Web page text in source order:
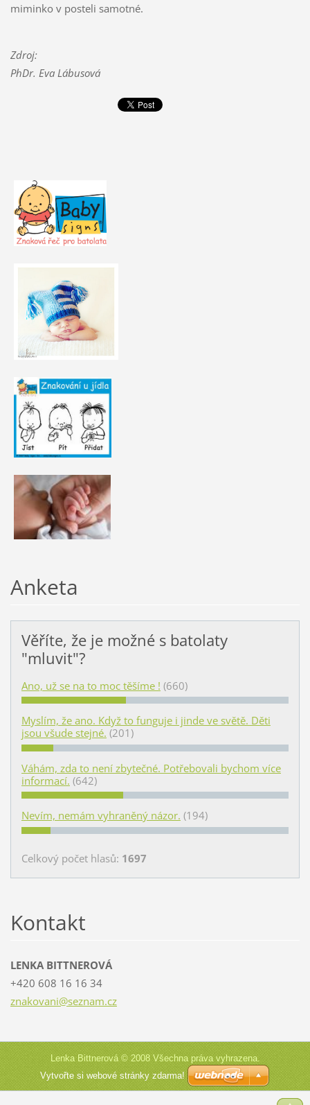
miminko v posteli samotné.
Zdroj:
PhDr. Eva Lábusová
Anketa
Věříte, že je možné s batolaty
"mluvit"?
Ano, už se na to moc těšíme ! (660)
Myslím, že ano. Když to funguje i jinde ve světě. Děti
jsou všude stejné. (201)
Váhám, zda to není zbytečné. Potřebovali bychom více
informací. (642)
Nevím, nemám vyhraněný názor. (194)
Celkový počet hlasů: 1697
Kontakt
LENKA BITTNEROVÁ
+420 608 16 16 34
znakovani@seznam.cz
Lenka Bittnerová © 2008 Všechna práva vyhrazena.
Vytvořte si webové stránky zdarma!